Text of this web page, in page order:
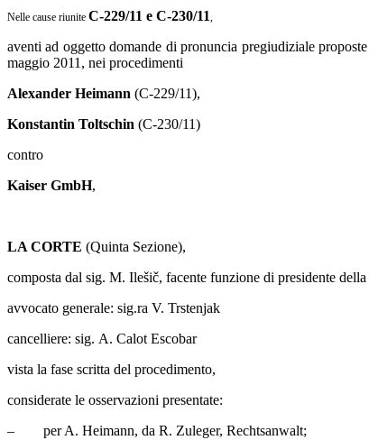
Nelle cause riunite C‑229/11 e C‑230/11,
aventi ad oggetto domande di pronuncia pregiudiziale
maggio 2011, nei procedimenti
Alexander Heimann (C‑229/11),
Konstantin Toltschin (C‑230/11)
contro
Kaiser GmbH,
LA CORTE (Quinta Sezione),
composta dal sig. M. Ilešič, facente funzione di presidente
avvocato generale: sig.ra V. Trstenjak
cancelliere: sig. A. Calot Escobar
vista la fase scritta del procedimento,
considerate le osservazioni presentate:
– per A. Heimann, da R. Zuleger, Rechtsanwalt;